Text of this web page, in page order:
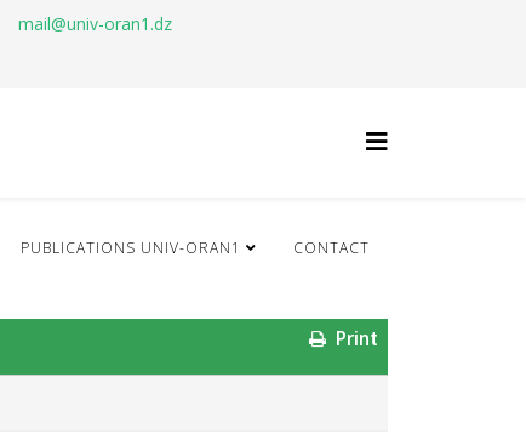
mail@univ-oran1.dz
PUBLICATIONS UNIV-ORAN1 CONTACT
Print